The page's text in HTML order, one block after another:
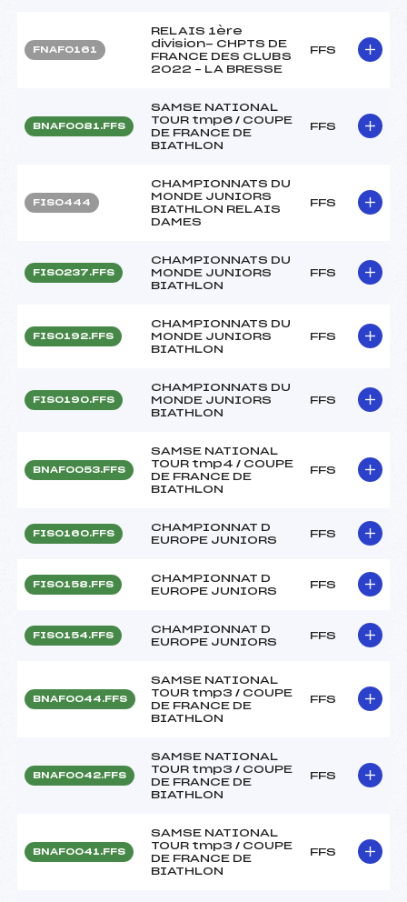
FNAF0161
RELAIS 1ère
division- CHPTS DE
FRANCE DES CLUBS
2022 – LA BRESSE
FFS
BNAF0081.FFS
SAMSE NATIONAL
TOUR tmp6 / COUPE
DE FRANCE DE
BIATHLON
FFS
FIS0444
CHAMPIONNATS DU
MONDE JUNIORS
BIATHLON RELAIS
DAMES
FFS
FIS0237.FFS
CHAMPIONNATS DU
MONDE JUNIORS
BIATHLON
FFS
FIS0192.FFS
CHAMPIONNATS DU
MONDE JUNIORS
BIATHLON
FFS
FIS0190.FFS
CHAMPIONNATS DU
MONDE JUNIORS
BIATHLON
FFS
BNAF0053.FFS
SAMSE NATIONAL
TOUR tmp4 / COUPE
DE FRANCE DE
BIATHLON
FFS
FIS0160.FFS
CHAMPIONNAT D
EUROPE JUNIORS
FFS
FIS0158.FFS
CHAMPIONNAT D
EUROPE JUNIORS
FFS
FIS0154.FFS
CHAMPIONNAT D
EUROPE JUNIORS
FFS
BNAF0044.FFS
SAMSE NATIONAL
TOUR tmp3 / COUPE
DE FRANCE DE
BIATHLON
FFS
BNAF0042.FFS
SAMSE NATIONAL
TOUR tmp3 / COUPE
DE FRANCE DE
BIATHLON
FFS
BNAF0041.FFS
SAMSE NATIONAL
TOUR tmp3 / COUPE
DE FRANCE DE
BIATHLON
FFS